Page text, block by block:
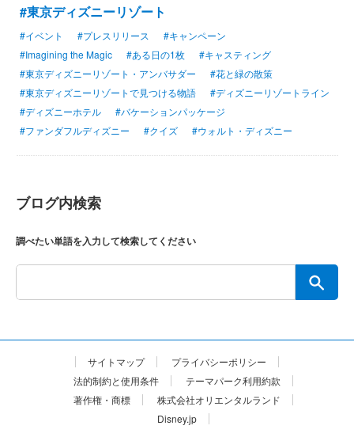
#東京ディズニーリゾート
#イベント #プレスリリース
#キャンペーン
#Imagining the Magic
#ある日の1枚
#キャスティング
#東京ディズニーリゾート・アンバサダー
#花と緑の散策
#東京ディズニーリゾートで見つける物語
#ディズニーリゾートライン
#ディズニーホテル
#バケーションパッケージ
#ファンダフルディズニー
#クイズ #ウォルト・ディズニー
ブログ内検索
調べたい単語を入力して検索してください
サイトマップ
プライバシーポリシー
法的制約と使用条件
テーマパーク利用約款
著作権・商標
株式会社オリエンタルランド
Disney.jp